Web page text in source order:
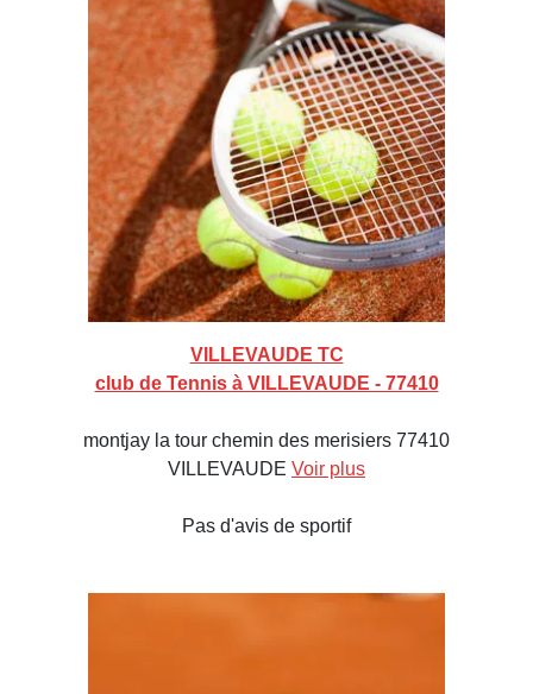
VILLEVAUDE TC
club de Tennis à VILLEVAUDE - 77410
montjay la tour chemin des merisiers 77410
VILLEVAUDE Voir plus
Pas d'avis de sportif